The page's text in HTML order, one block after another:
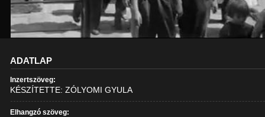
ADATLAP
Inzertszöveg:
KÉSZÍTETTE: ZÓLYOMI GYULA
Elhangzó szöveg: